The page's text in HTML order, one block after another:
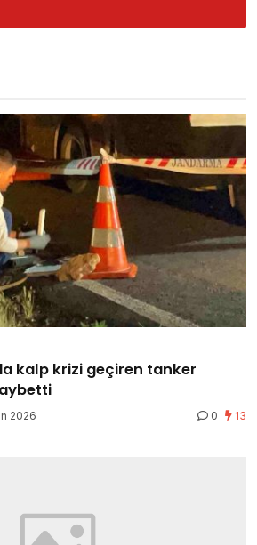
kalp krizi geçiren tanker
2026 0 13